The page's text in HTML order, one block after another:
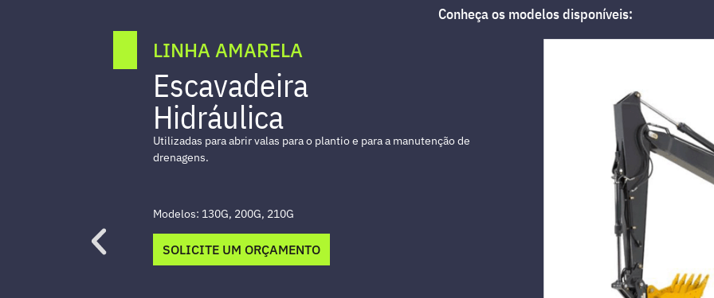
Conheça os modelos disponíveis:
LINHA AMARELA
Retroescavadeira
Empregadas em diversas atividades de escavação, aberturas de
valas e manutenção de dreno nos canaviais junto a infraestrutura.
SOLICITE UM ORÇAMENTO